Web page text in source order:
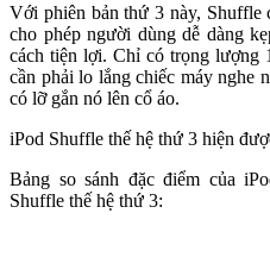
Với phiên bản thứ 3 này, Shuffle
cho phép người dùng dễ dàng
cách tiện lợi. Chỉ có trọng lượng
cần phải lo lắng chiếc máy nghe
có lỡ gắn nó lên cổ áo.
iPod Shuffle thế hệ thứ 3 hiện
Bảng so sánh đặc điểm của
Shuffle thế hệ thứ 3: